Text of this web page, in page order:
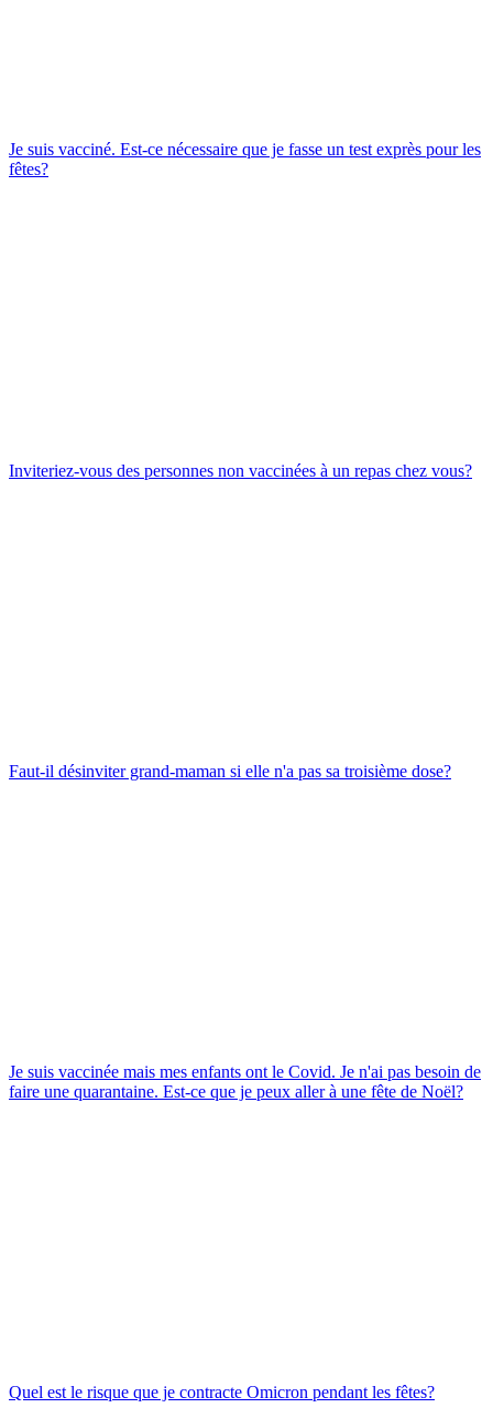
Je suis vacciné. Est-ce nécessaire que je fasse un test exprès pour les
fêtes?
Inviteriez-vous des personnes non vaccinées à un repas chez vous?
Faut-il désinviter grand-maman si elle n'a pas sa troisième dose?
Je suis vaccinée mais mes enfants ont le Covid. Je n'ai pas besoin de
faire une quarantaine. Est-ce que je peux aller à une fête de Noël?
Quel est le risque que je contracte Omicron pendant les fêtes?